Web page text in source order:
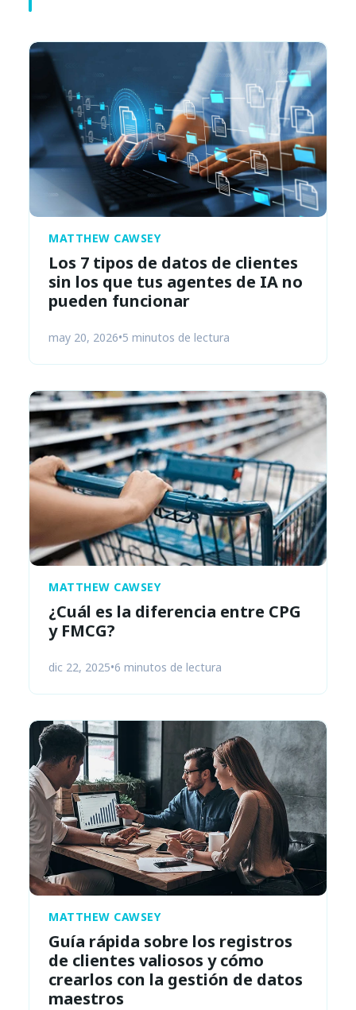
MATTHEW CAWSEY
Los 7 tipos de datos de clientes
sin los que tus agentes de IA no
pueden funcionar
may 20, 2026•5 minutos de lectura
MATTHEW CAWSEY
¿Cuál es la diferencia entre CPG
y FMCG?
dic 22, 2025•6 minutos de lectura
MATTHEW CAWSEY
Guía rápida sobre los registros
de clientes valiosos y cómo
crearlos con la gestión de datos
maestros